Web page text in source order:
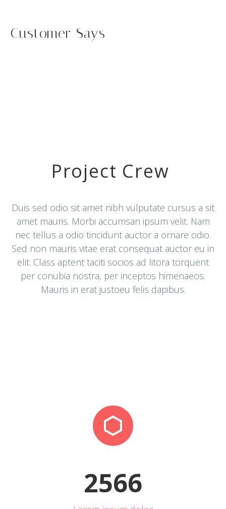
Customer Says
Project Crew
Duis sed odio sit amet nibh vulputate cursus a sit
amet mauris. Morbi accumsan ipsum velit. Nam
nec tellus a odio tincidunt auctor a ornare odio.
Sed non mauris vitae erat consequat auctor eu in
elit. Class aptent taciti socios ad litora torquent
per conubia nostra, per inceptos himenaeos.
Mauris in erat justoeu felis dapibus.


2566